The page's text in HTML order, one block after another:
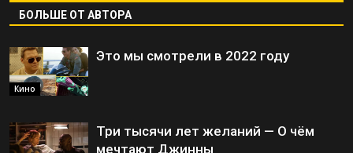
БОЛЬШЕ ОТ АВТОРА
Кино
Это мы смотрели в 2022 году
Три тысячи лет желаний — О чём
мечтают Джинны